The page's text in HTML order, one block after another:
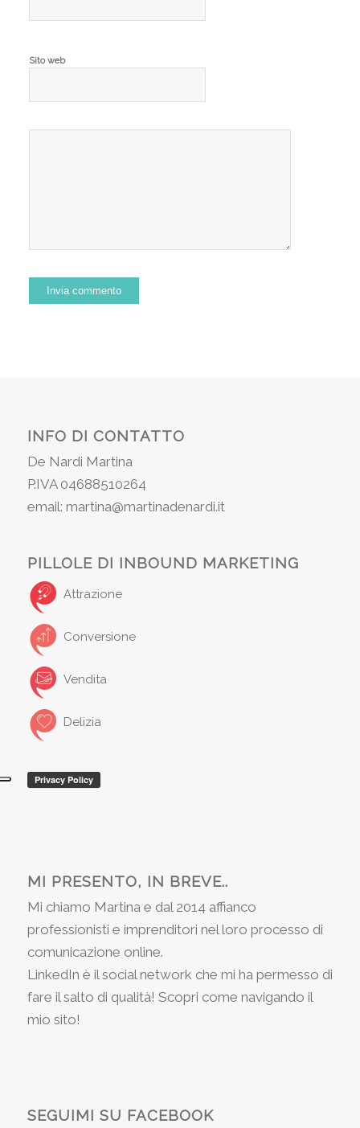
Sito web
INFO DI CONTATTO
De Nardi Martina
P.IVA 04688510264
email: martina@martinadenardi.it
PILLOLE DI INBOUND MARKETING
Attrazione
Conversione
Vendita
Delizia
MI PRESENTO, IN BREVE..
Mi chiamo Martina e dal 2014 affianco
professionisti e imprenditori nel loro processo di
comunicazione online.
LinkedIn è il social network che mi ha permesso di
fare il salto di qualità! Scopri come navigando il
mio sito!
SEGUIMI SU FACEBOOK